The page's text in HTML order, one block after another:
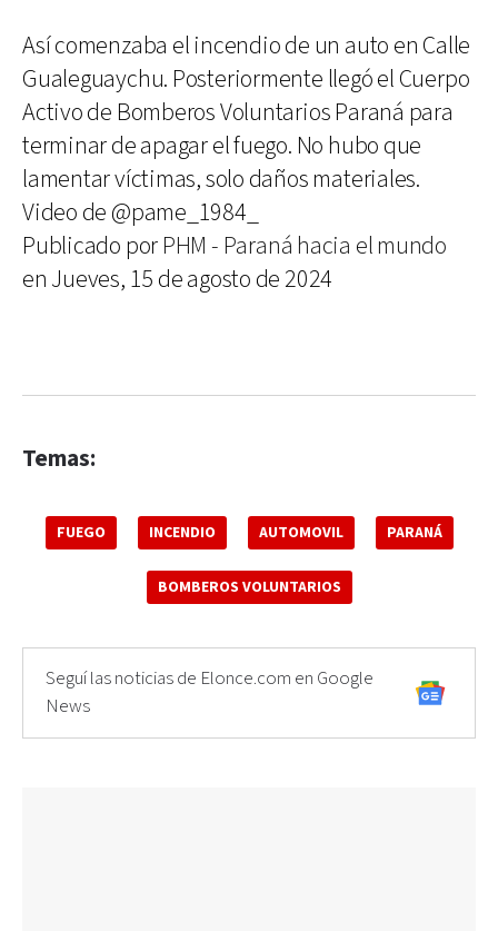
Así comenzaba el incendio de un auto en Calle
Gualeguaychu. Posteriormente llegó el Cuerpo
Activo de Bomberos Voluntarios Paraná para
terminar de apagar el fuego. No hubo que
lamentar víctimas, solo daños materiales.
Video de @pame_1984_
Publicado por PHM - Paraná hacia el mundo
en Jueves, 15 de agosto de 2024
Temas:
FUEGO INCENDIO AUTOMOVIL PARANÁ
BOMBEROS VOLUNTARIOS
Seguí las noticias de Elonce.com en Google
News